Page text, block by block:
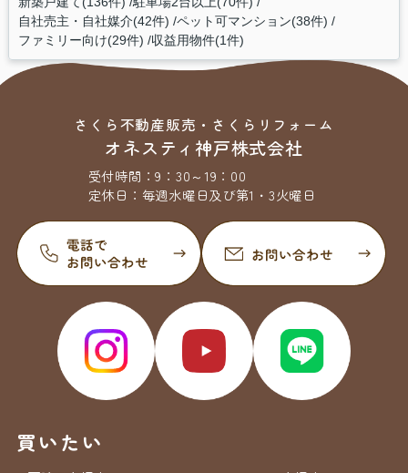
自社売主・自社媒介(42件) ペット可マンション(38件)
ファミリー向け(29件) 収益用物件(1件)
さくら不動産販売・さくらリフォーム
オネスティ神戸株式会社
受付時間：9：30～19：00
定休日： 毎週水曜日及び第1・3火曜日
買いたい